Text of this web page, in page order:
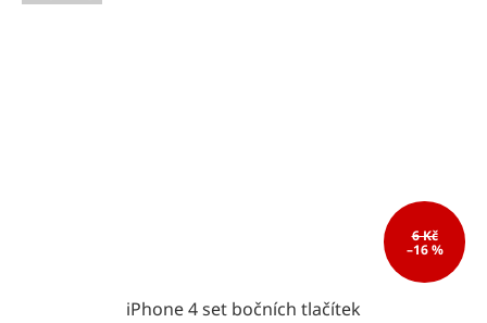
6 Kč
–16 %
iPhone 4 set bočních tlačítek